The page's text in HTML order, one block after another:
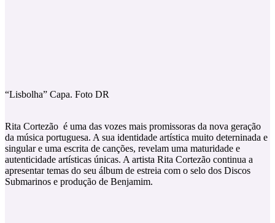
“Lisbolha” Capa. Foto DR
Rita Cortezão é uma das vozes mais promissoras da nova geração
da música portuguesa. A sua identidade artística muito deterninada e
singular e uma escrita de canções, revelam uma maturidade e
autenticidade artísticas únicas. A artista Rita Cortezão continua a
apresentar temas do seu álbum de estreia com o selo dos Discos
Submarinos e produção de Benjamim.